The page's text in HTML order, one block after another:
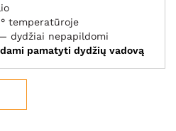
temperatūroje
dydžiai nepapildomi
pamatyti dydžių vadovą